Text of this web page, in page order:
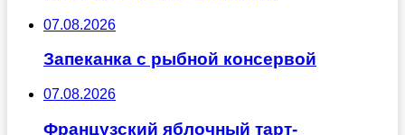
07.08.2026
Запеканка с рыбной консервой
07.08.2026
Французский яблочный тарт-